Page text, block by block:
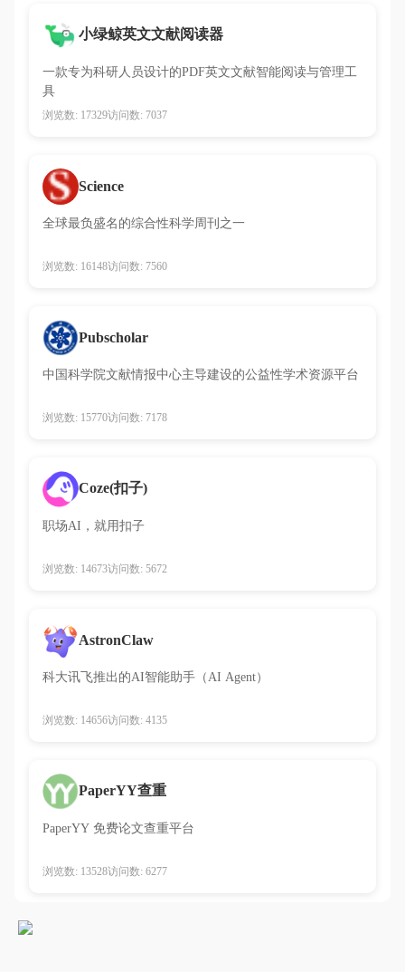
小绿鲸英文文献阅读器
一款专为科研人员设计的PDF英文文献智能阅读与管理工
具
浏览数: 17329访问数: 7037
Science
全球最负盛名的综合性科学周刊之一
浏览数: 16148访问数: 7560
Pubscholar
中国科学院文献情报中心主导建设的公益性学术资源平台
浏览数: 15770访问数: 7178
Coze(扣子)
职场AI，就用扣子
浏览数: 14673访问数: 5672
AstronClaw
科大讯飞推出的AI智能助手（AI Agent）
浏览数: 14656访问数: 4135
PaperYY查重
PaperYY 免费论文查重平台
浏览数: 13528访问数: 6277